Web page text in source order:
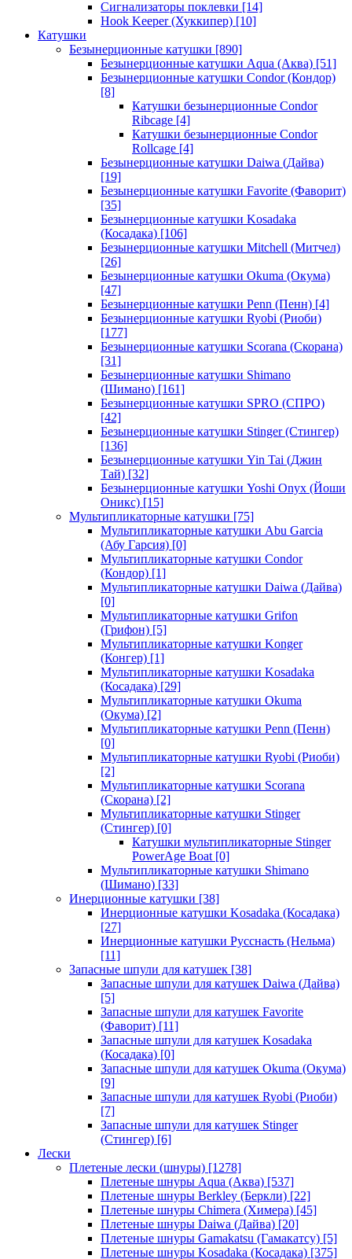
Сигнализаторы поклевки [14]
Hook Keeper (Хуккипер) [10]
Катушки
Безынерционные катушки [890]
Безынерционные катушки Aqua (Аква) [51]
Безынерционные катушки Condor (Кондор)
[8]
Катушки безынерционные Condor
Ribcage [4]
Катушки безынерционные Condor
Rollcage [4]
Безынерционные катушки Daiwa (Дайва)
[19]
Безынерционные катушки Favorite (Фаворит)
[35]
Безынерционные катушки Kosadaka
(Косадака) [106]
Безынерционные катушки Mitchell (Митчел)
[26]
Безынерционные катушки Okuma (Окума)
[47]
Безынерционные катушки Penn (Пенн) [4]
Безынерционные катушки Ryobi (Риоби)
[177]
Безынерционные катушки Scorana (Скорана)
[31]
Безынерционные катушки Shimano
(Шимано) [161]
Безынерционные катушки SPRO (СПРО)
[42]
Безынерционные катушки Stinger (Стингер)
[136]
Безынерционные катушки Yin Tai (Джин
Тай) [32]
Безынерционные катушки Yoshi Onyx (Йоши
Оникс) [15]
Мультипликаторные катушки [75]
Мультипликаторные катушки Abu Garcia
(Абу Гарсия) [0]
Мультипликаторные катушки Condor
(Кондор) [1]
Мультипликаторные катушки Daiwa (Дайва)
[0]
Мультипликаторные катушки Grifon
(Грифон) [5]
Мультипликаторные катушки Konger
(Конгер) [1]
Мультипликаторные катушки Kosadaka
(Косадака) [29]
Мультипликаторные катушки Okuma
(Окума) [2]
Мультипликаторные катушки Penn (Пенн)
[0]
Мультипликаторные катушки Ryobi (Риоби)
[2]
Мультипликаторные катушки Scorana
(Скорана) [2]
Мультипликаторные катушки Stinger
(Стингер) [0]
Катушки мультипликаторные Stinger
PowerAge Boat [0]
Мультипликаторные катушки Shimano
(Шимано) [33]
Инерционные катушки [38]
Инерционные катушки Kosadaka (Косадака)
[27]
Инерционные катушки Русснасть (Нельма)
[11]
Запасные шпули для катушек [38]
Запасные шпули для катушек Daiwa (Дайва)
[5]
Запасные шпули для катушек Favorite
(Фаворит) [11]
Запасные шпули для катушек Kosadaka
(Косадака) [0]
Запасные шпули для катушек Okuma (Окума)
[9]
Запасные шпули для катушек Ryobi (Риоби)
[7]
Запасные шпули для катушек Stinger
(Стингер) [6]
Лески
Плетеные лески (шнуры) [1278]
Плетеные шнуры Aqua (Аква) [537]
Плетеные шнуры Berkley (Беркли) [22]
Плетеные шнуры Chimera (Химера) [45]
Плетеные шнуры Daiwa (Дайва) [20]
Плетеные шнуры Gamakatsu (Гамакатсу) [5]
Плетеные шнуры Kosadaka (Косадака) [375]